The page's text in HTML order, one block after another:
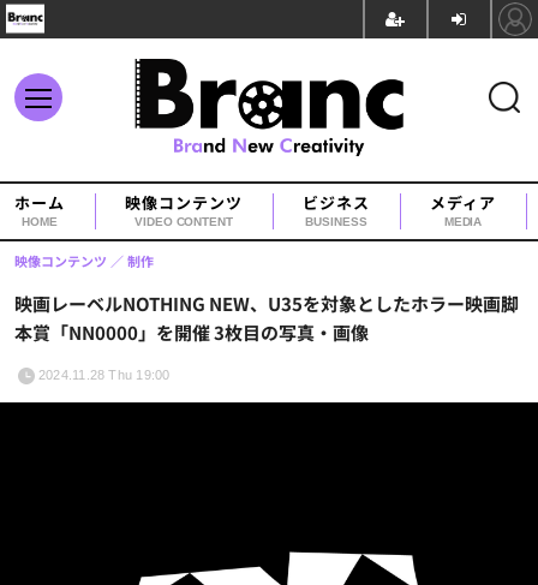
ホーム
HOME
映像コンテンツ
VIDEO CONTENT
ビジネス
BUSINESS
メディア
MEDIA
映画レーベルNOTHING NEW、U35を対象としたホラー映画脚
本賞「NN0000」を開催 3枚目の写真・画像
映像コンテンツ 制作
2024.11.28 Thu 19:00